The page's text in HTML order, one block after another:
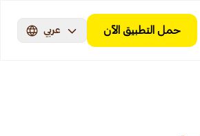
حمل التطبيق الآن عربي